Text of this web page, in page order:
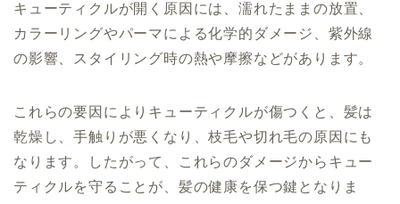
キューティクルが開く原因には、濡れたままの放置、
カラーリングやパーマによる化学的ダメージ、紫外線
の影響、スタイリング時の熱や摩擦などがあります。
これらの要因によりキューティクルが傷つくと、髪は
乾燥し、手触りが悪くなり、枝毛や切れ毛の原因にも
なります。したがって、これらのダメージからキュー
ティクルを守ることが、髪の健康を保つ鍵となりま